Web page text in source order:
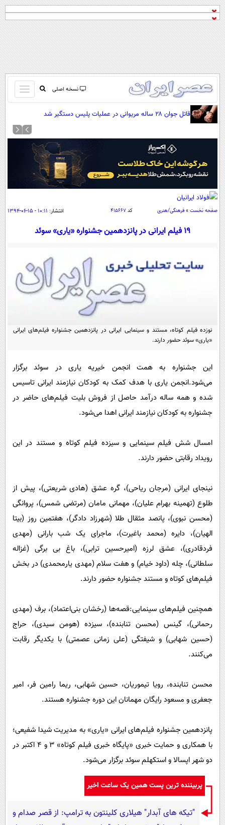
نسخه اصلی
باز
و
کردن
صفحه اول
آرشیو
نظرسنجی
آب و هوا
اوقات شرعی
سواد زندگی
سیاسی
اقتصادی
جامعه
حوادث
یک برش دانایی
سفر و تفریح
بین الملل
علم و دانش
علمی
اخبار کریپتو
گوناگون
سرگرمی
باشگاه مغز
فیلم
اقتصاد
گوناگون
محیط زیست
سلامت
فرهنگی
اجتماعی
حیات وحش
سیاست خارجی
عصر ایران 2
خواندنی ها و دیدنی ها
آشپزی
دانلود
آموزش زبان
قاتل جوان ۲۸ ساله مریوانی در عملیات پلیس دستگیر شد
صفحه نخست » فرهنگی/هنری کد۴۱۵۶۶۷ انتشار: ۱۰:۱۱ - ۱۵-۰۶-۱۳۹۴
19 فیلم ایرانی در پانزدهمین جشنواره «یاری» سوئد
نوزده فیلم کوتاه، مستند و سینمایی ایرانی در پانزدهمین جشنواره فیلم‌های ایرانی
«یاری» سوئد حضور دارند.
این جشنواره به همت انجمن خیریه یاری در سوئد برگزار
می‌شود.انجمن یاری با هدف کمک به کودکان نیازمند ایرانی تاسیس
شده و همه ساله درآمد حاصل از فروش بلیت فیلم‌های حاضر در
جشنواره به کودکان نیازمند ایرانی اهدا می‌شود.
امسال شش فیلم سینمایی و سیزده فیلم کوتاه و مستند در این
رویداد رقابتی حضور دارند.
نینجای ایرانی (مرجان ریاحی)، گره عشق (هادی شریعتی)، پیش از
طلوع (تهمینه بهرام علیان)، مهمانی مامان (مرتضی شمس)، پروانگی
(محسن نبوی)، پانصد مثقال طلا (شهرزاد دادگر)، هفتمین روز (بیتا
الهیان)، دایره (محمد باغیرت)، ماجرای یک شب بارانی (مهدی
فردقادری)، عشق لرزه (امیرحسین ترابی)، باغ بی برگی (غزاله
سلطانی)، چله (داود خیام) و هفت سلام (مهدی یارمحمدی) در بخش
فیلم‌های کوتاه و مستند جشنواره حضور دارند.
همچنین فیلم‌های سینمایی:قصه‌ها (رخشان بنی‌اعتماد)، برف (مهدی
رحمانی)، گینس (محسن تنابنده)، سیزده (هومن سیدی)، حراج
(حسین شهابی) و شیفتگی (علی زمانی عصمتی) با یکدیگر رقابت
می‌کنند.
محسن تنابنده، رویا تیموریان، حسین شهابی، ریما رامین فر، امیر
جعفری و مسعود رایگان مهمانان این دوره جشنواره هستند.
پانزدهمین جشنواره فیلم‌های ایرانی «یاری» به مدیریت شیدا شفیعی؛
با همکاری و حمایت خبری «پایگاه خبری فیلم کوتاه» 3 و 4 اکتبر در
دو شهر اپسالا و استکهلم سوئد برگزار می‌شود.
پربیننده ترین پست همین یک ساعت اخیر
"تیکه های آبدار" هیلاری کلینتون به ترامپ: از قصر صدام و